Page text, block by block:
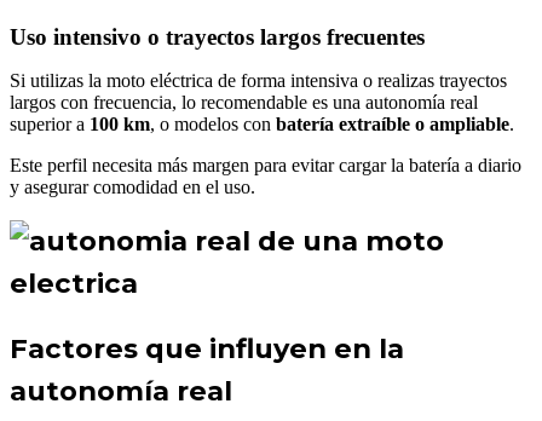
Uso intensivo o trayectos largos frecuentes
Si utilizas la moto eléctrica de forma intensiva o realizas trayectos
largos con frecuencia, lo recomendable es una autonomía real
superior a 100 km, o modelos con batería extraíble o ampliable.
Este perfil necesita más margen para evitar cargar la batería a diario
y asegurar comodidad en el uso.
Factores que influyen en la
autonomía real